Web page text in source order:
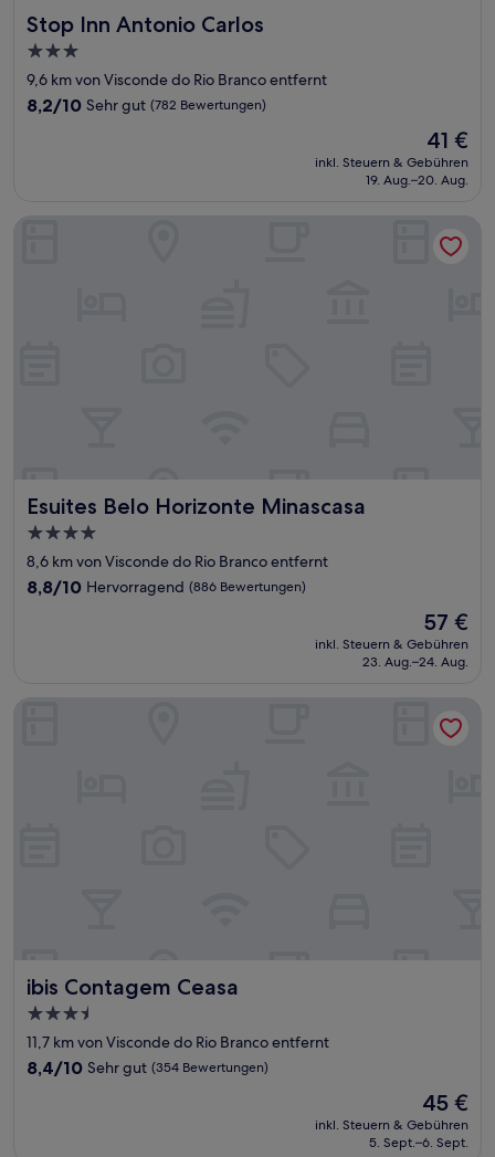
Stop Inn Antonio Carlos
Stop Inn Antonio Carlos
3.0-
Sterne-
Unterkunft
9,6 km von Visconde do Rio Branco entfernt
8.2
Bewertungen)
8,2/10 Sehr gut (782 Bewertungen)
Der
Preis
beträgt
41 €
inkl. Steuern & Gebühren
19. Aug.–20. Aug.
Esuites Belo Horizonte Minascasa
Esuites Belo Horizonte Minascasa
4.0-
Sterne-
Unterkunft
8,6 km von Visconde do Rio Branco entfernt
8.8
8,8/10 Hervorragend (886 Bewertungen)
Der
Preis
beträgt
57 €
inkl. Steuern & Gebühren
23. Aug.–24. Aug.
ibis Contagem Ceasa
ibis Contagem Ceasa
3.5-
Sterne-
Unterkunft
11,7 km von Visconde do Rio Branco entfernt
8.4
8,4/10 Sehr gut (354 Bewertungen)
Der
Preis
beträgt
45 €
inkl. Steuern & Gebühren
5. Sept.–6. Sept.
ibis Contagem Ceasa